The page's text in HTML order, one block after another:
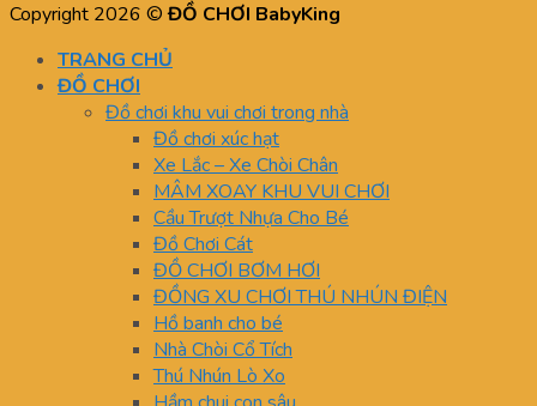
Copyright 2026 ©ĐỒ CHƠI BabyKing
TRANG CHỦ
ĐỒ CHƠI
Đồ chơi khu vui chơi trong nhà
Đồ chơi xúc hạt
Xe Lắc – Xe Chòi Chân
MÂM XOAY KHU VUI CHƠI
Cầu Trượt Nhựa Cho Bé
Đồ Chơi Cát
ĐỒ CHƠI BƠM HƠI
ĐỒNG XU CHƠI THÚ NHÚN ĐIỆN
Hồ banh cho bé
Nhà Chòi Cổ Tích
Thú Nhún Lò Xo